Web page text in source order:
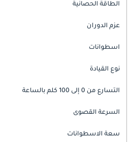
الطاقة الحصانية
عزم الدوران
اسطوانات
نوع القيادة
التسارع من 0 إلى 100 كلم بالساعة
السرعة القصوى
سعة الاسطوانات